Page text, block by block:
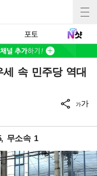
포토
속 민주당 역대
가가
무소속 1